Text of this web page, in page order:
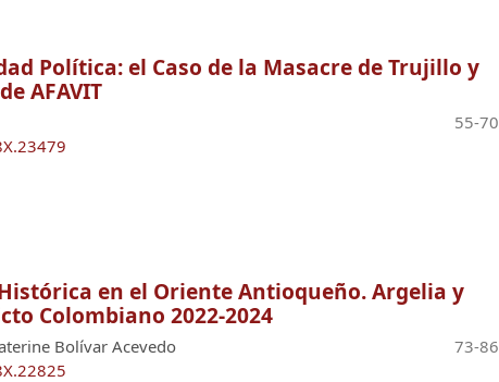
Política: el Caso de la Masacre de Trujillo y
AFAVIT
55-70
en el Oriente Antioqueño. Argelia y
Colombiano 2022-2024
Bolívar Acevedo
73-86